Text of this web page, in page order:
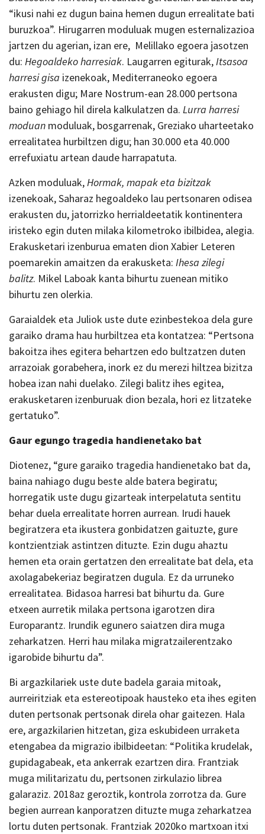
“ikusi nahi ez dugun baina hemen dugun errealitate bati
buruzkoa”. Hirugarren moduluak mugen esternalizazioa
jartzen du agerian, izan ere, Melillako egoera jasotzen
du: Hegoaldeko harresiak. Laugarren egiturak,Itsasoa
harresi gisa izenekoak, Mediterraneoko egoera
erakusten digu; Mare Nostrum-ean 28.000 pertsona
baino gehiago hil direla kalkulatzen da. Lurra harresi
moduan moduluak, bosgarrenak, Greziako uharteetako
errealitatea hurbiltzen digu; han 30.000 eta 40.000
errefuxiatu artean daude harrapatuta.
Azken moduluak,Hormak, mapak eta bizitzak
izenekoak, Saharaz hegoaldeko lau pertsonaren odisea
erakusten du, jatorrizko herrialdeetatik kontinentera
iristeko egin duten milaka kilometroko ibilbidea, alegia.
Erakusketari izenburua ematen dion Xabier Leteren
poemarekin amaitzen da erakusketa: Ihesa zilegi
balitz. Mikel Laboak kanta bihurtu zuenean mitiko
bihurtu zen olerkia.
Garaialdek eta Juliok uste dute ezinbestekoa dela gure
garaiko drama hau hurbiltzea eta kontatzea: “Pertsona
bakoitza ihes egitera behartzen edo bultzatzen duten
arrazoiak gorabehera, inork ez du merezi hiltzea bizitza
hobea izan nahi duelako. Zilegi balitz ihes egitea,
erakusketaren izenburuak dion bezala, hori ez litzateke
gertatuko”.
Gaur egungo tragedia handienetako bat
Diotenez, “gure garaiko tragedia handienetako bat da,
baina nahiago dugu beste alde batera begiratu;
horregatik uste dugu gizarteak interpelatuta sentitu
behar duela errealitate horren aurrean. Irudi hauek
begiratzera eta ikustera gonbidatzen gaituzte, gure
kontzientziak astintzen dituzte. Ezin dugu ahaztu
hemen eta orain gertatzen den errealitate bat dela, eta
axolagabekeriaz begiratzen dugula. Ez da urruneko
errealitatea. Bidasoa harresi bat bihurtu da. Gure
etxeen aurretik milaka pertsona igarotzen dira
Europarantz. Irundik egunero saiatzen dira muga
zeharkatzen. Herri hau milaka migratzailerentzako
igarobide bihurtu da”.
Bi argazkilariek uste dute badela garaia mitoak,
aurreiritziak eta estereotipoak hausteko eta ihes egiten
duten pertsonak pertsonak direla ohar gaitezen. Hala
ere, argazkilarien hitzetan, giza eskubideen urraketa
etengabea da migrazio ibilbideetan: “Politika krudelak,
gupidagabeak, eta ankerrak ezartzen dira. Frantziak
muga militarizatu du, pertsonen zirkulazio librea
galaraziz. 2018az geroztik, kontrola zorrotza da. Gure
begien aurrean kanporatzen dituzte muga zeharkatzea
lortu duten pertsonak. Frantziak 2020ko martxoan itxi